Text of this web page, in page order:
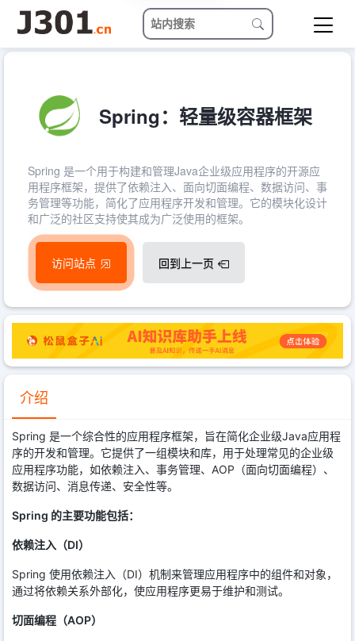
Spring：轻量级容器框架
Spring 是一个用于构建和管理Java企业级应用程序的开源应
用程序框架，提供了依赖注入、面向切面编程、数据访问、事
务管理等功能，简化了应用程序开发和管理。它的模块化设计
和广泛的社区支持使其成为广泛使用的框架。
访问站点 回到上一页
介绍
Spring 是一个综合性的应用程序框架，旨在简化企业级Java应用程
序的开发和管理。它提供了一组模块和库，用于处理常见的企业级
应用程序功能，如依赖注入、事务管理、AOP（面向切面编程）、
数据访问、消息传递、安全性等。
Spring 的主要功能包括：
依赖注入（DI）
Spring 使用依赖注入（DI）机制来管理应用程序中的组件和对象，
通过将依赖关系外部化，使应用程序更易于维护和测试。
切面编程（AOP）